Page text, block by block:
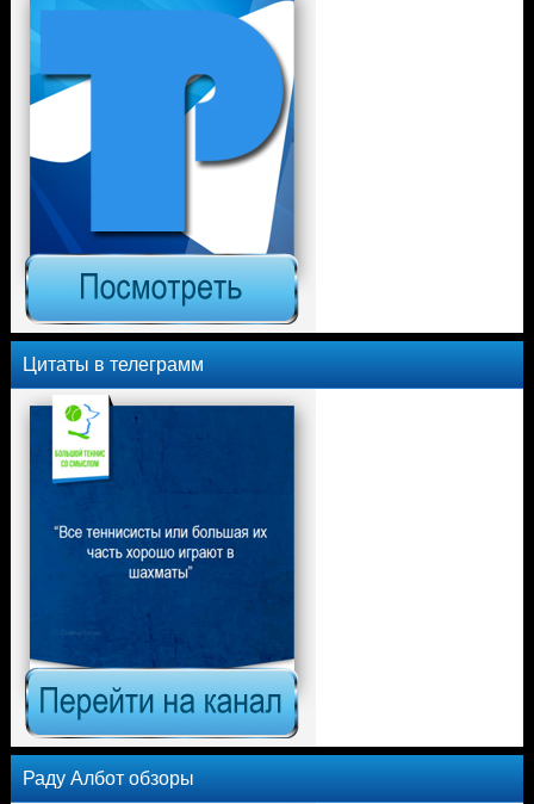
Цитаты в телеграмм
Раду Албот обзоры